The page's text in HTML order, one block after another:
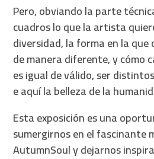
Pero, obviando la parte
cuadros lo que la artista
diversidad, la forma en la que
de manera diferente, y cómo
es igual de válido, ser
e aquí la belleza de la
Esta exposición es una
sumergirnos en el fascinante
AutumnSoul y dejarnos